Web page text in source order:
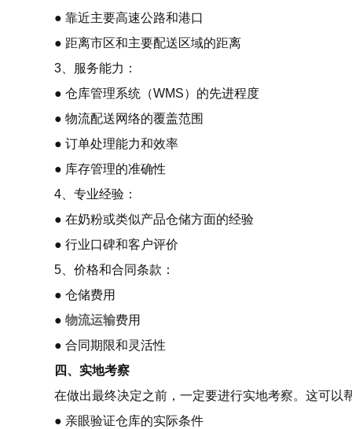
● 靠近主要高速公路和港口
● 距离市区和主要配送区域的距离
3、服务能力：
● 仓库管理系统（WMS）的先进程度
● 物流配送网络的覆盖范围
● 订单处理能力和效率
● 库存管理的准确性
4、专业经验：
● 在奶粉或类似产品仓储方面的经验
● 行业口碑和客户评价
5、价格和合同条款：
● 仓储费用
● 物流运输费用
● 合同期限和灵活性
四、实地考察
在做出最终决定之前，一定要进行实地考察。这可以
● 亲眼验证仓库的实际条件